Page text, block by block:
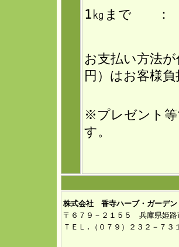
1㎏まで ：
お支払い方法
円）はお客様
※プレゼント等
す。
株式会社 香寺ハーブ・ガーデン
〒６７９－２１５５ 兵庫県姫路
ＴＥＬ.（０７９）２３２－７